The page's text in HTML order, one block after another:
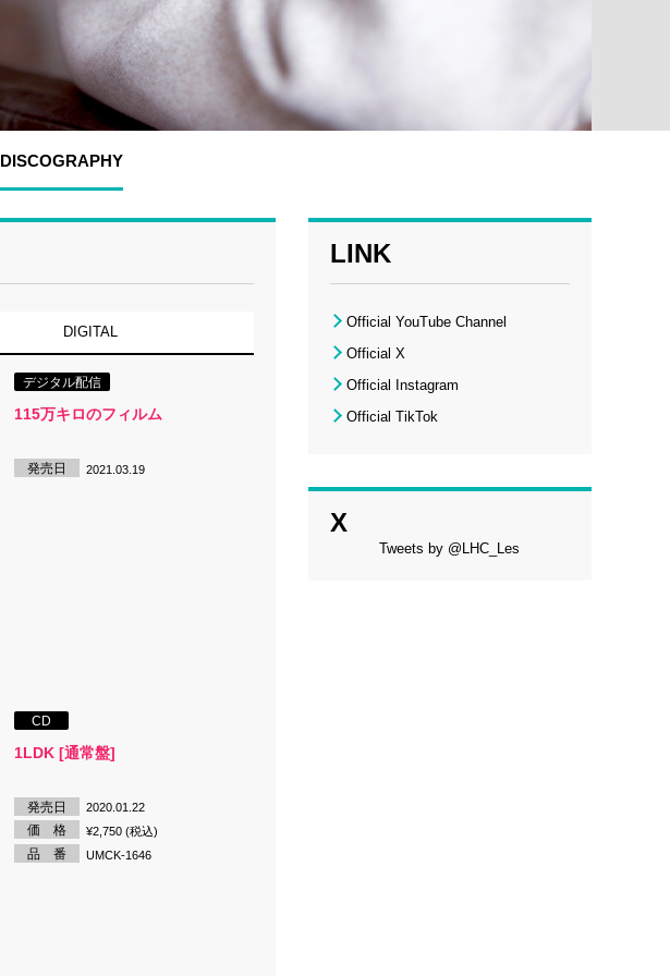
DISCOGRAPHY
DIGITAL
デジタル配信
115万キロのフィルム
発売日 2021.03.19
CD
1LDK [通常盤]
発売日 2020.01.22
価 格 ¥2,750 (税込)
品 番 UMCK-1646
LINK
Official YouTube Channel
Official X
Official Instagram
Official TikTok
X
Tweets by @LHC_Les